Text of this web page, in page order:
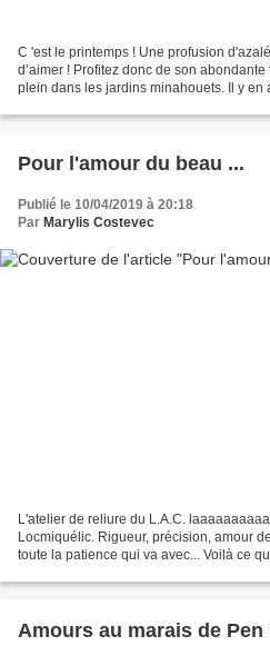
C 'est le printemps ! Une profusion
d’aimer ! Profitez donc de son
plein dans les jardins minahouets. Il y en
Pour l'amour du beau ...
Publié le 10/04/2019 à 20:18
Par Marylis Costevec
L'atelier de reliure du L.A.C.
Locmiquélic. Rigueur, précision, amour
toute la patience qui va avec... Voilà ce
Amours au marais de Pen